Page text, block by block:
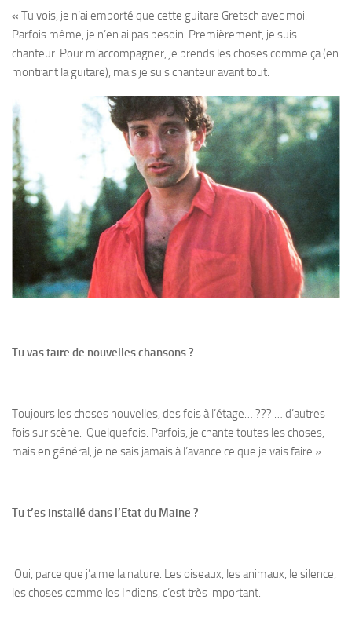
« Tu vois, je n’ai emporté que cette guitare Gretsch avec moi.
Parfois même, je n’en ai pas besoin. Premièrement, je suis
chanteur. Pour m’accompagner, je prends les choses comme ça (en
montrant la guitare), mais je suis chanteur avant tout.
Tu vas faire de nouvelles chansons ?
Toujours les choses nouvelles, des fois à l’étage… ??? … d’autres
fois sur scène. Quelquefois. Parfois, je chante toutes les choses,
mais en général, je ne sais jamais à l’avance ce que je vais faire ».
Tu t’es installé dans l’Etat du Maine ?
Oui, parce que j’aime la nature. Les oiseaux, les animaux, le silence,
les choses comme les Indiens, c’est très important.